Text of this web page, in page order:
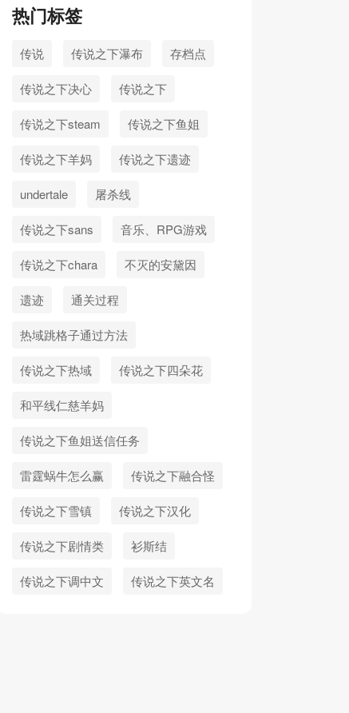
热门标签
传说 传说之下瀑布 存档点
传说之下决心 传说之下
传说之下steam 传说之下鱼姐
传说之下羊妈 传说之下遗迹
undertale 屠杀线
传说之下sans 音乐、RPG游戏
传说之下chara 不灭的安黛因
遗迹 通关过程
热域跳格子通过方法
传说之下热域 传说之下四朵花
和平线仁慈羊妈
传说之下鱼姐送信任务
雷霆蜗牛怎么赢 传说之下融合怪
传说之下雪镇 传说之下汉化
传说之下剧情类 衫斯结
传说之下调中文 传说之下英文名